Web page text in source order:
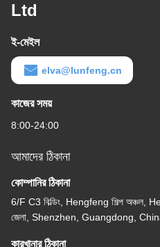
Ltd
ই-মেইল
elva@lunfeng.cn
কাজের সময়
8:00-24:00
আমাদের ঠিকানা
কোম্পানির ঠিকানা
6/F C3 বিল্ডিং, Hengfeng শিল্প অঞ্চল,
জেলা, Shenzhen, Guangdong,
কারখানার ঠিকানা